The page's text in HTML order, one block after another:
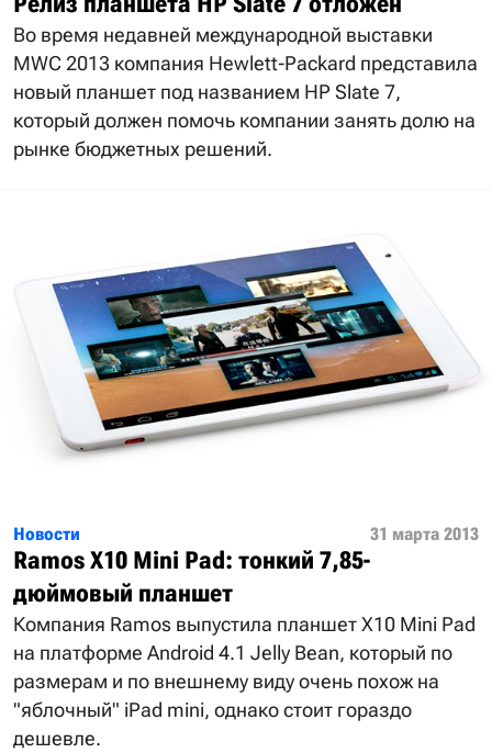
Во время недавней международной выставки
MWC 2013 компания Hewlett-Packard представила
новый планшет под названием HP Slate 7,
который должен помочь компании занять долю на
рынке бюджетных решений.
Новости 31 марта 2013
Ramos X10 Mini Pad: тонкий 7,85-
дюймовый планшет
Компания Ramos выпустила планшет X10 Mini Pad
на платформе Android 4.1 Jelly Bean, который по
размерам и по внешнему виду очень похож на
"яблочный" iPad mini, однако стоит гораздо
дешевле.